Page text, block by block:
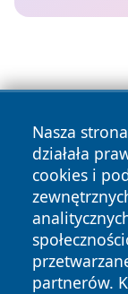
Nasza
działała
cookies i
partnerów.
Copyright © 2026